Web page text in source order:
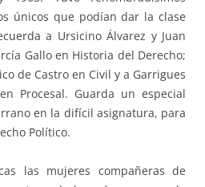
únicos que podían dar la clase
a Ursicino Álvarez y Juan
Gallo en Historia del Derecho;
de Castro en Civil y a Garrigues
Procesal. Guarda un especial
en la difícil asignatura, para
Político.
las mujeres compañeras de